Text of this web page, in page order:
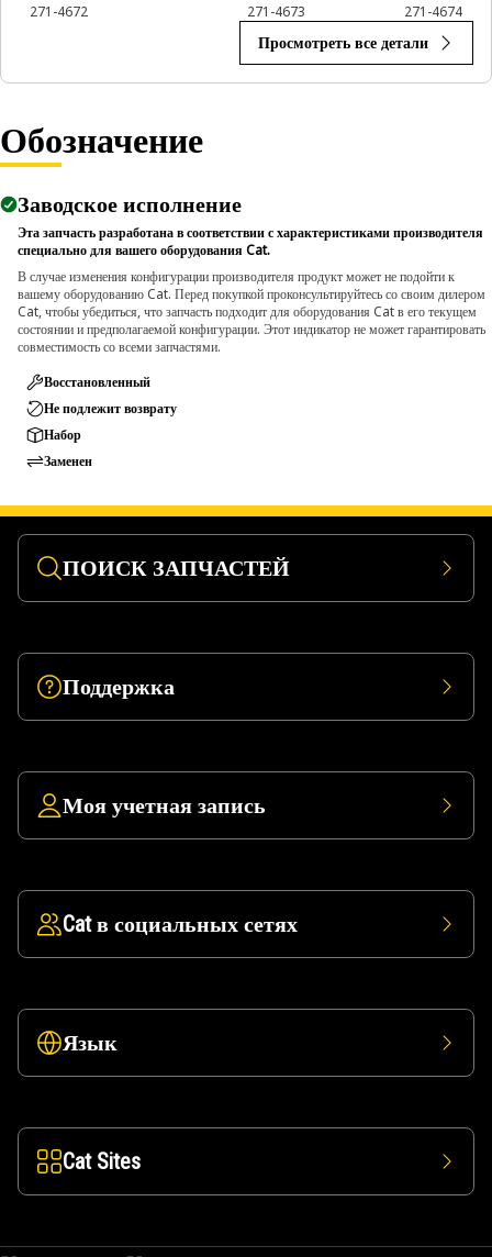
271-4672 271-4673 271-4674
Просмотреть все детали
Обозначение
Заводское исполнение
Эта запчасть разработана в соответствии с характеристиками производителя
специально для вашего оборудования Cat.
В случае изменения конфигурации производителя продукт может не подойти к
вашему оборудованию Cat. Перед покупкой проконсультируйтесь со своим дилером
Cat, чтобы убедиться, что запчасть подходит для оборудования Cat в его текущем
состоянии и предполагаемой конфигурации. Этот индикатор не может гарантировать
совместимость со всеми запчастями.
Восстановленный
Не подлежит возврату
Набор
Заменен
ПОИСК ЗАПЧАСТЕЙ
Поддержка
Моя учетная запись
Cat в социальных сетях
Язык
Cat Sites